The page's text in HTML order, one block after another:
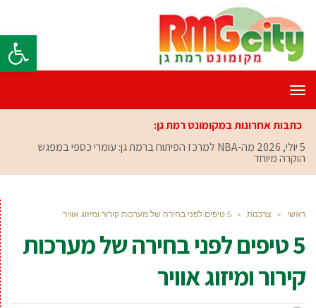
פתח
תפריט
כתבות אחרונות במקומונט רמת גן:
5 יולי, 2026
מה-NBA למרכז הפיתוח ברמת גן: עומרי כספי במפגש
הוקרה מיוחד
ראשי » צרכנות » 5 טיפים לפני בחירה של מערכות קירור ומיזוג אוויר
5 טיפים לפני בחירה של מערכות
קירור ומיזוג אוויר